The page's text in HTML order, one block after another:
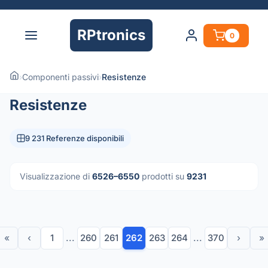
RPtronics 0
›Componenti passivi›Resistenze
Resistenze
9 231 Referenze disponibili
Visualizzazione di 6526–6550 prodotti su 9231
« ‹ 1 ... 260 261 262 263 264 ... 370 › »